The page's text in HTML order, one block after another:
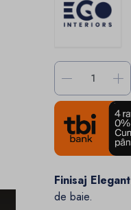
- +
Finisaj Elegant
de baie.